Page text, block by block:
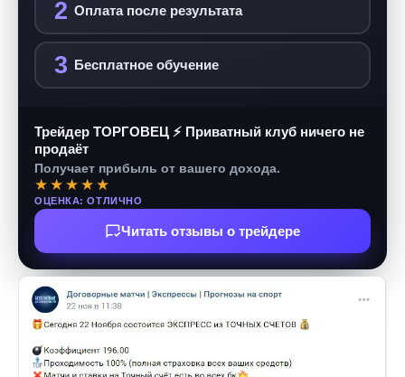
2 Оплата после результата
3 Бесплатное обучение
Трейдер ТОРГОВЕЦ ⚡ Приватный клуб ничего не
продаёт
Получает прибыль от вашего дохода.
★★★★★
ОЦЕНКА: ОТЛИЧНО
Читать отзывы о трейдере